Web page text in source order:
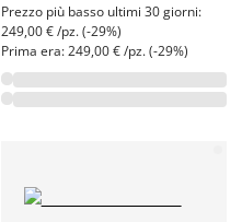
Prezzo più basso ultimi 30 giorni:
249,00 € /pz. (-29%)
Prima era: 249,00 € /pz. (-29%)